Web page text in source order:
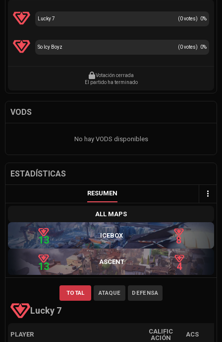
(0votes) 0%
Lucky 7
(0votes) 0%
So Icy Boyz
Votación cerrada
El partido ha terminado
VODS
No hay VODS disponibles
ESTADÍSTICAS
RESUMEN
ALL MAPS
13 ICEBOX 8
13 ASCENT 4
Lucky 7
TOTAL ATAQUE DEFENSA
PLAYER
CALIFIC
ACIÓN
ACS